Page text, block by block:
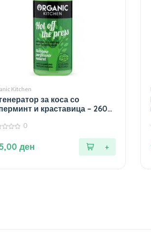
Kitchen
за коса со
и краставица – 260
0
ден